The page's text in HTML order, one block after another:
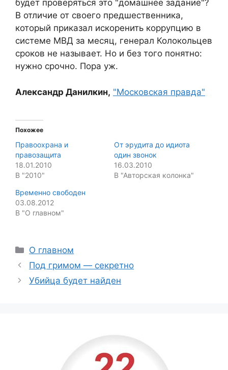
будет проверяться это "домашнее задание"?
В отличие от своего предшественника,
который приказал искоренить коррупцию в
системе МВД за месяц, генерал Колокольцев
сроков не называет. Но и без того понятно:
нужно срочно. Пора уж.
Александр Данилкин, "Московская правда"
Похожее
Правоохрана и
правозащита
18.01.2010
В "2010"
От эрудита до идиота
один звонок
16.03.2010
В "Авторская колонка"
Временно свободен
03.08.2012
В "О главном"
Categories
О главном
Под гримом — секретно
Убийца будет найден